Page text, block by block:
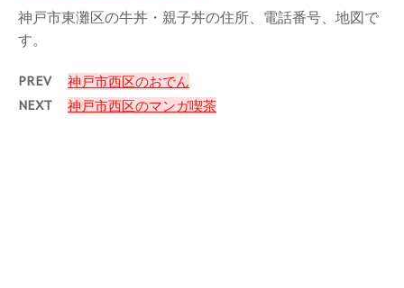
神戸市東灘区の牛丼・親子丼の住所、電話番号、地図で
す。
PREV 神戸市西区のおでん
NEXT 神戸市西区のマンガ喫茶